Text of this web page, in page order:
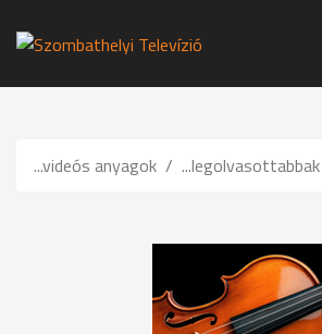
...videós anyagok ...legolvasottabbak